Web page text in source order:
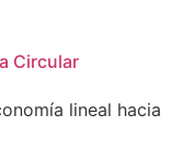
Circular
lineal hacia